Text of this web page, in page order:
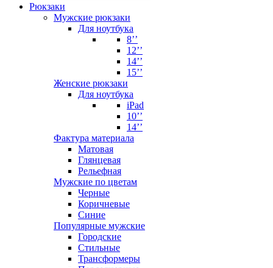
Рюкзаки
Мужские рюкзаки
Для ноутбука
8’’
12’’
14’’
15’’
Женские рюкзаки
Для ноутбука
iPad
10’’
14’’
Фактура материала
Матовая
Глянцевая
Рельефная
Мужские по цветам
Черные
Коричневые
Синие
Популярные мужские
Городские
Стильные
Трансформеры